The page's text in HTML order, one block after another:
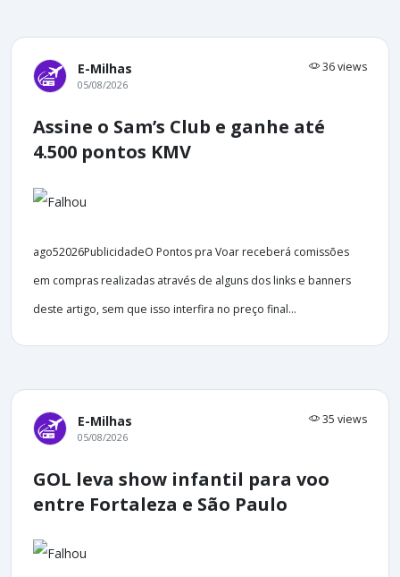
E-Milhas 36 views
05/08/2026
Assine o Sam’s Club e ganhe até
4.500 pontos KMV
ago52026PublicidadeO Pontos pra Voar receberá comissões
em compras realizadas através de alguns dos links e banners
deste artigo, sem que isso interfira no preço final...
E-Milhas 35 views
05/08/2026
GOL leva show infantil para voo
entre Fortaleza e São Paulo